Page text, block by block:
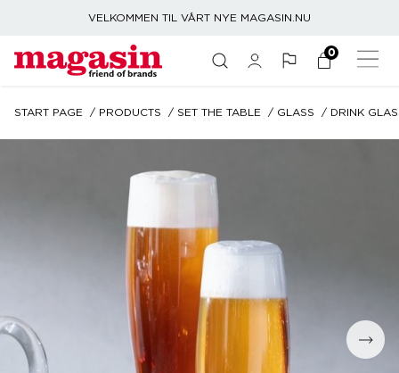
VELKOMMEN TIL VÅRT NYE MAGASIN.NU
0
START PAGE PRODUCTS SET THE TABLE GLASS DRINK